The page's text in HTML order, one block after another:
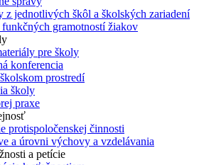
z jednotlivých škôl a školských zariadení
funkčných gramotností žiakov
pre školy
konferencia
prostredí
školy
praxe
protispoločenskej činnosti
a úrovni výchovy a vzdelávania
a petície